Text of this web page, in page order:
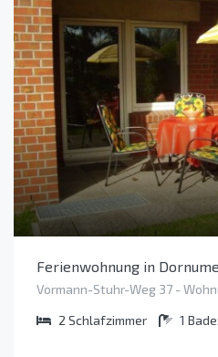
Ferienwohnung in
Vormann-Stuhr-Weg 37 -
2 Schlafzimmer 1